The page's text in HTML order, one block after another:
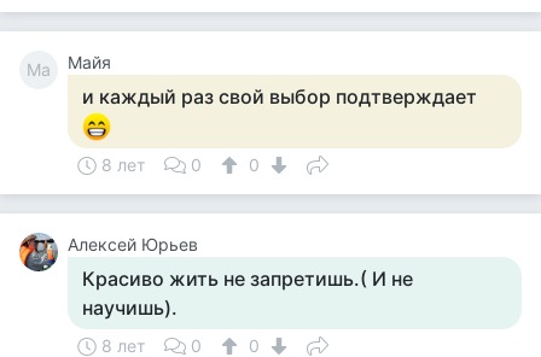
Ма Майя
и каждый раз свой выбор подтверждает
8 лет 0 0
Алексей Юрьев
Красиво жить не запретишь.( И не
научишь).
8 лет 0 0